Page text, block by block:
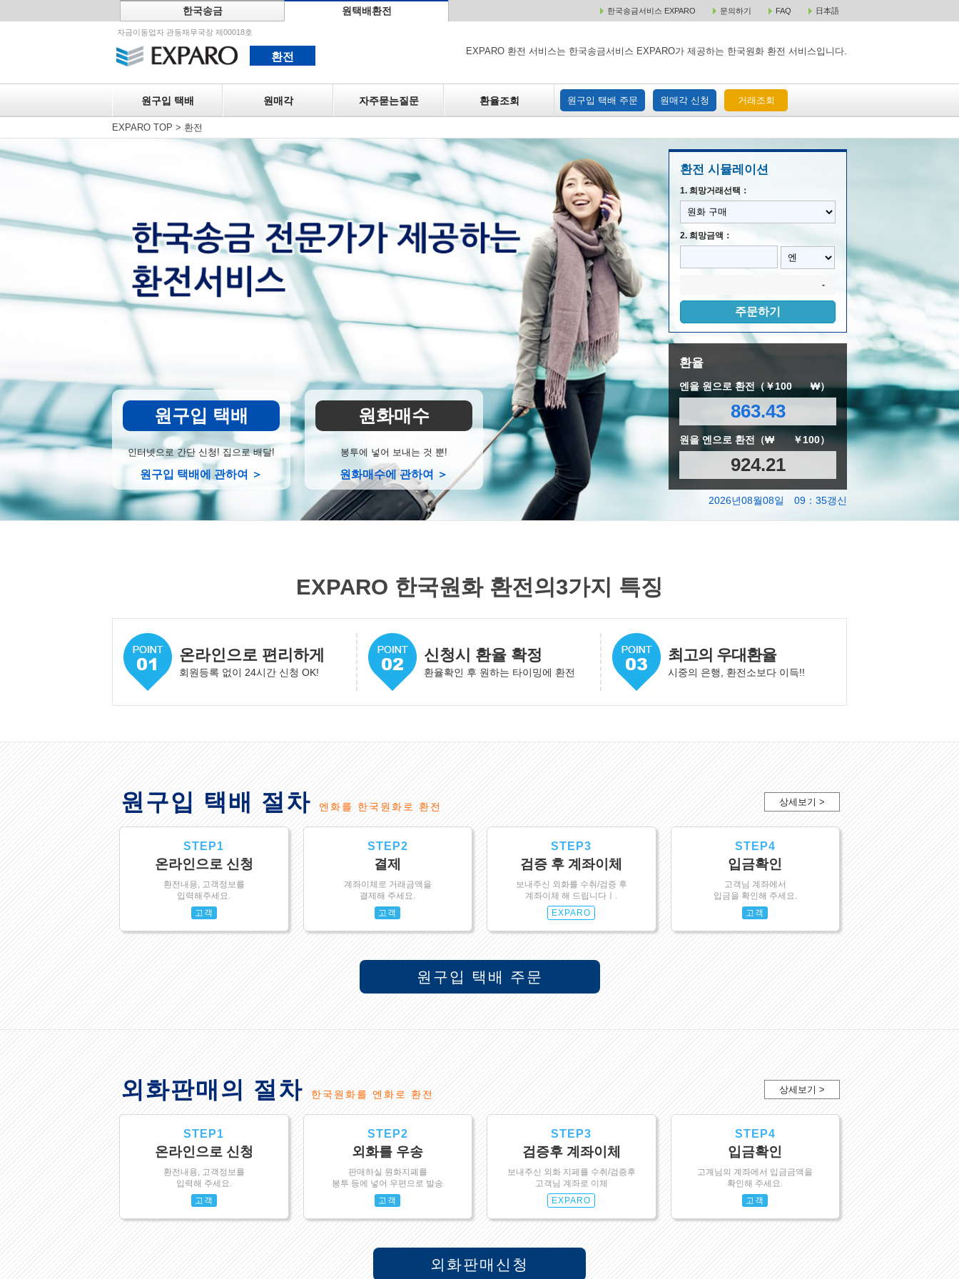
한국송금 원택배환전 한국송금서비스 EXPARO 문의하기 FAQ 日本語
자금이동업자 관동재무국장 제00018호
환전 EXPARO 환전 서비스는 한국송금서비스 EXPARO가 제공하는 한국원화 환전 서비스입니다.
원구입 택배 원매각 자주묻는질문 환율조회 원구입 택배 주문 원매각 신청 거래조회
원매각 원구입 택배 주문 원매각 주문 거래조회
EXPARO TOP > 환전
환전 시뮬레이션
1. 희망거래선택：
2. 희망금액：
-
주문하기
환율
엔을 원으로 환전（￥100 ₩）
863.43
원을 엔으로 환전（₩ ￥100）
924.21
2026년08월08일 09：35갱신
원구입 택배
인터넷으로 간단 신청! 집으로 배달!
원구입 택배에 관하여 ＞
원화매수
봉투에 넣어 보내는 것 뿐!
원화매수에 관하여 ＞
EXPARO 한국원화 환전의 3가지 특징
온라인으로 편리하게
회원등록 없이 24시간 신청 OK!
신청시 환율 확정
환율확인 후 원하는 타이밍에 환전
최고의 우대환율
시중의 은행, 환전소보다 이득!!
상세보기 >
원구입 택배 절차 엔화를 한국원화로 환전
STEP1
온라인으로 신청
환전내용, 고객정보를
입력해주세요.
고객
STEP2
결제
계좌이체로 거래금액을
결제해 주세요.
고객
STEP3
검증 후 계좌이체
보내주신 외화를 수취/검증 후
계좌이체 해 드립니다ㅣ.
EXPARO
STEP4
입금확인
고객님 계좌에서
입금을 확인해 주세요.
고객
원구입 택배 주문
상세보기 >
외화판매의 절차 한국원화를 엔화로 환전
STEP1
온라인으로 신청
환전내용, 고객정보를
입력해 주세요.
고객
STEP2
외화를 우송
판매하실 원화지폐를
봉투 등에 넣어 우편으로 발송
고객
STEP3
검증후 계좌이체
보내주신 외화 지페를 수취/검증후
고객님 계좌로 이체
EXPARO
STEP4
입금확인
고계님의 계좌에서 입금금액을
확인해 주세요.
고객
외화판매신청